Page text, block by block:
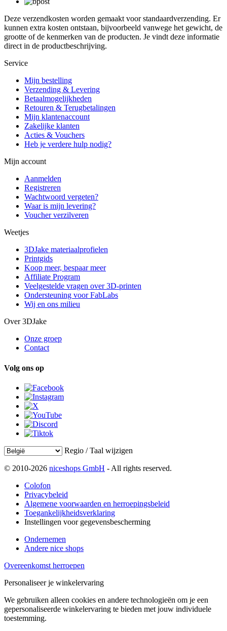
Deze verzendkosten worden gemaakt voor standaardverzending. Er
kunnen extra kosten ontstaan, bijvoorbeeld vanwege het gewicht, de
grootte of de kenmerken van de producten. Je vindt deze informatie
direct in de productbeschrijving.
Service
Mijn bestelling
Verzending & Levering
Betaalmogelijkheden
Retouren & Terugbetalingen
Mijn klantenaccount
Zakelijke klanten
Acties & Vouchers
Heb je verdere hulp nodig?
Mijn account
Aanmelden
Registreren
Wachtwoord vergeten?
Waar is mijn levering?
Voucher verzilveren
Weetjes
3DJake materiaalprofielen
Printgids
Koop meer, bespaar meer
Affiliate Program
Veelgestelde vragen over 3D-printen
Ondersteuning voor FabLabs
Wij en ons milieu
Over 3DJake
Onze groep
Contact
Volg ons op
Regio / Taal wijzigen
© 2010-2026 niceshops GmbH - All rights reserved.
Colofon
Privacybeleid
Algemene voorwaarden en herroepingsbeleid
Toegankelijkheidsverklaring
Instellingen voor gegevensbescherming
Ondernemen
Andere nice shops
Overeenkomst herroepen
Personaliseer je winkelervaring
We gebruiken alleen cookies en andere technologieën om je een
gepersonaliseerde winkelervaring te bieden met jouw individuele
toestemming.